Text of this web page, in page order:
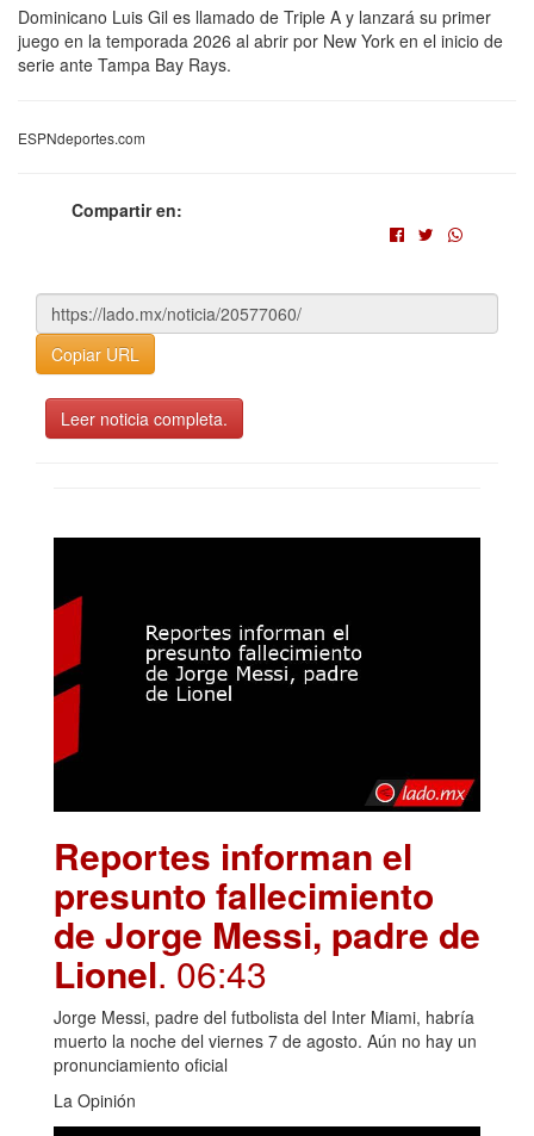
Dominicano Luis Gil es llamado de Triple A y lanzará su primer
juego en la temporada 2026 al abrir por New York en el inicio de
serie ante Tampa Bay Rays.
ESPNdeportes.com
Compartir en:
Copiar URL
Leer noticia completa.
Reportes informan el
presunto fallecimiento
de Jorge Messi, padre de
Lionel. 06:43
Jorge Messi, padre del futbolista del Inter Miami, habría
muerto la noche del viernes 7 de agosto. Aún no hay un
pronunciamiento oficial
La Opinión